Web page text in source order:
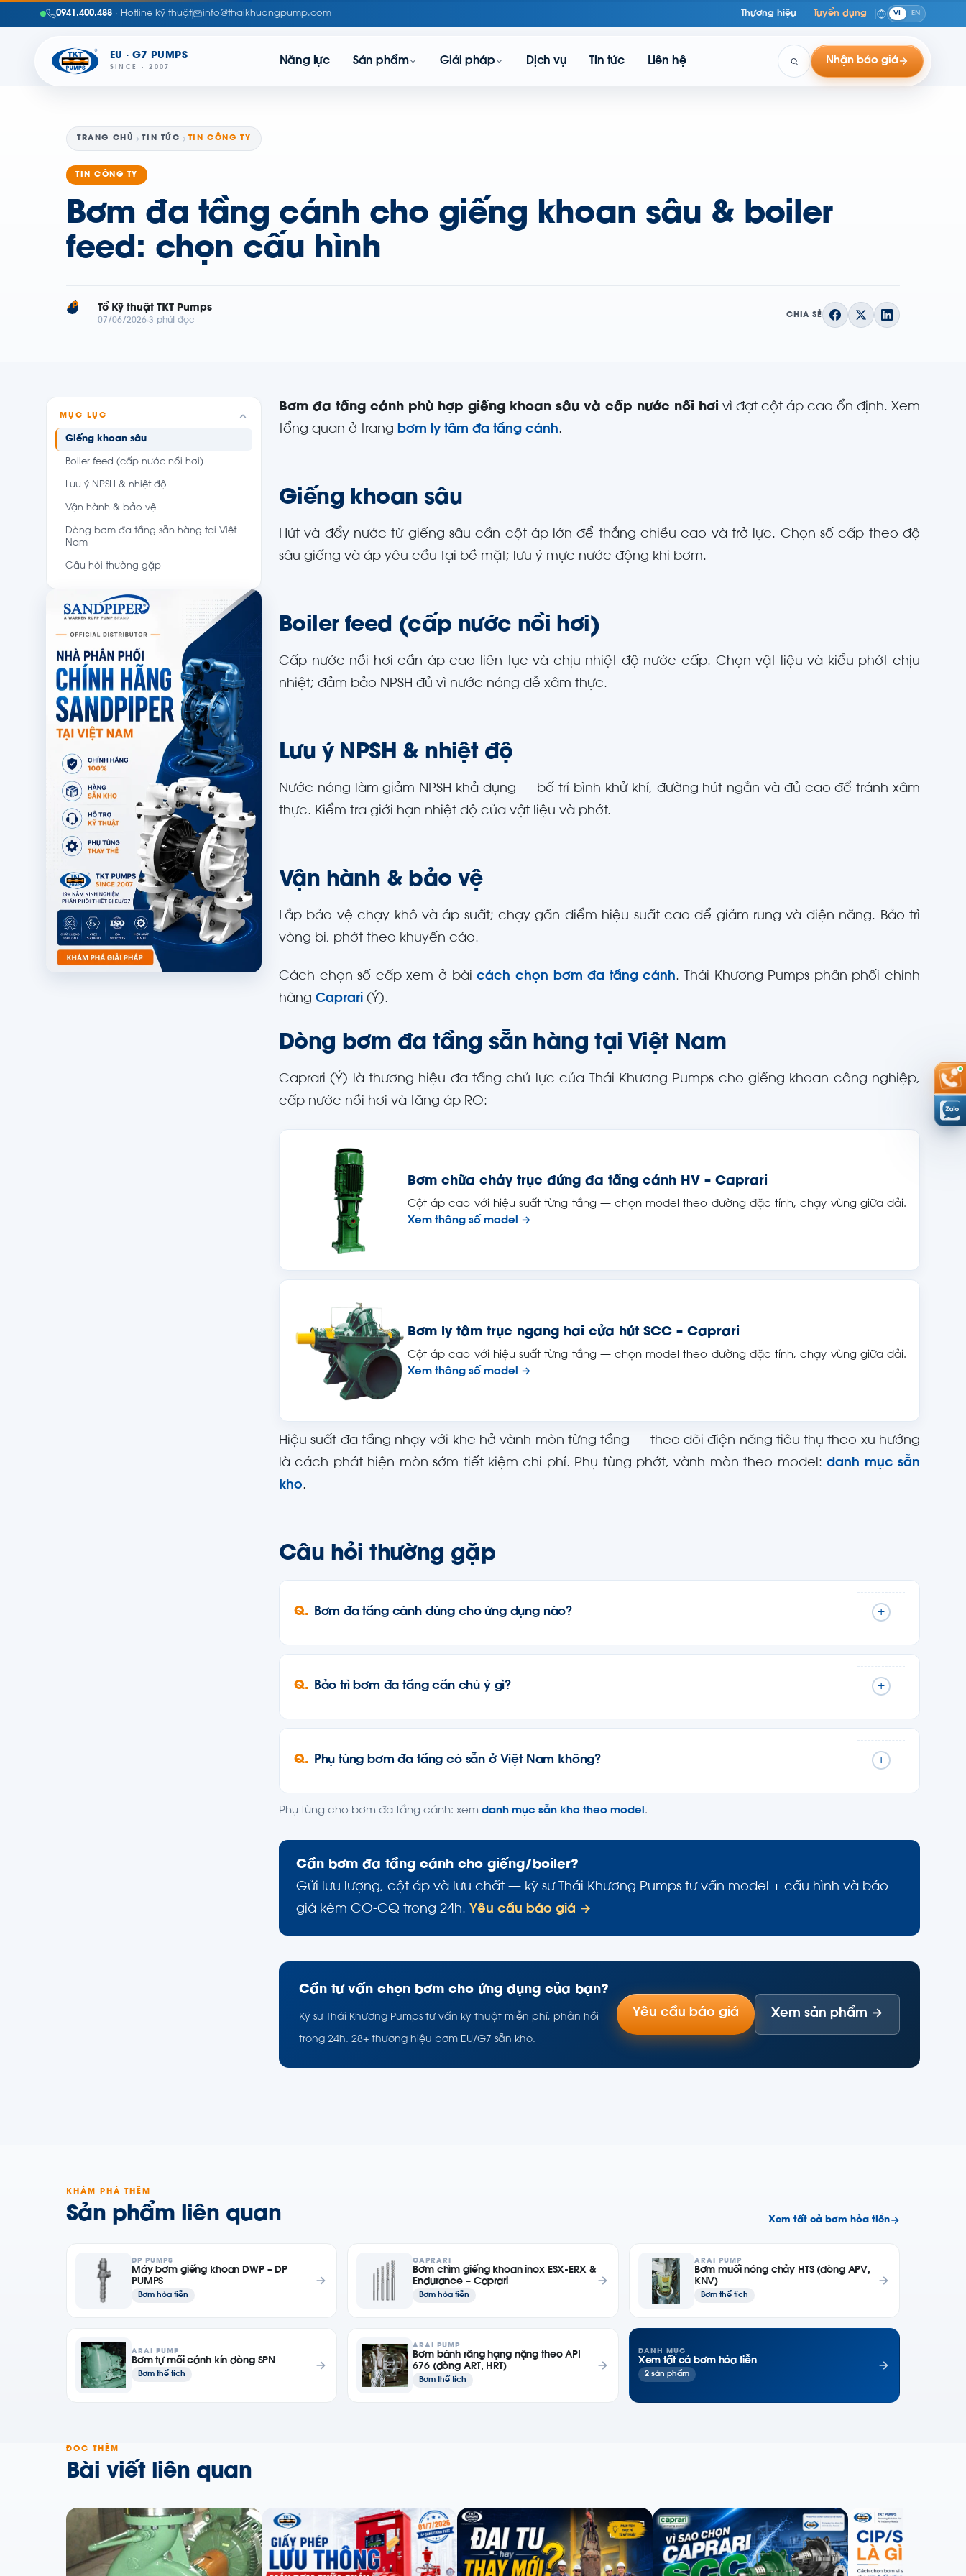
0941.400.488 · Hotline kỹ thuật info@thaikhuongpump.com Thương hiệu Tuyển dụng VI EN
EU · G7 PUMPS
SINCE · 2007
Năng lực Sản phẩm Giải pháp Dịch vụ Tin tức Liên hệ Nhận báo giá
TRANG CHỦ TIN TỨC TIN CÔNG TY
TIN CÔNG TY
Bơm đa tầng cánh cho giếng khoan sâu & boiler
feed: chọn cấu hình
TP Tổ Kỹ thuật TKT Pumps
07/06/2026 3 phút đọc
CHIA SẺ
MỤC LỤC
Giếng khoan sâu
Boiler feed (cấp nước nồi hơi)
Lưu ý NPSH & nhiệt độ
Vận hành & bảo vệ
Dòng bơm đa tầng sẵn hàng tại Việt
Nam
Câu hỏi thường gặp
Bơm đa tầng cánh phù hợp giếng khoan sâu và cấp nước nồi hơi vì đạt cột áp cao ổn định. Xem
tổng quan ở trang bơm ly tâm đa tầng cánh.
Giếng khoan sâu
Hút và đẩy nước từ giếng sâu cần cột áp lớn để thắng chiều cao và trở lực. Chọn số cấp theo độ
sâu giếng và áp yêu cầu tại bề mặt; lưu ý mực nước động khi bơm.
Boiler feed (cấp nước nồi hơi)
Cấp nước nồi hơi cần áp cao liên tục và chịu nhiệt độ nước cấp. Chọn vật liệu và kiểu phớt chịu
nhiệt; đảm bảo NPSH đủ vì nước nóng dễ xâm thực.
Lưu ý NPSH & nhiệt độ
Nước nóng làm giảm NPSH khả dụng — bố trí bình khử khí, đường hút ngắn và đủ cao để tránh xâm
thực. Kiểm tra giới hạn nhiệt độ của vật liệu và phớt.
Vận hành & bảo vệ
Lắp bảo vệ chạy khô và áp suất; chạy gần điểm hiệu suất cao để giảm rung và điện năng. Bảo trì
vòng bi, phớt theo khuyến cáo.
Cách chọn số cấp xem ở bàicách chọn bơm đa tầng cánh. Thái Khương Pumps phân phối chính
hãng Caprari (Ý).
Dòng bơm đa tầng sẵn hàng tại Việt Nam
Caprari (Ý) là thương hiệu đa tầng chủ lực của Thái Khương Pumps cho giếng khoan công nghiệp,
cấp nước nồi hơi và tăng áp RO:
Bơm chữa cháy trục đứng đa tầng cánh HV – Caprari
Cột áp cao với hiệu suất từng tầng — chọn model theo đường đặc tính, chạy vùng giữa dải.
Xem thông số model →
Bơm ly tâm trục ngang hai cửa hút SCC – Caprari
Cột áp cao với hiệu suất từng tầng — chọn model theo đường đặc tính, chạy vùng giữa dải.
Xem thông số model →
Hiệu suất đa tầng nhạy với khe hở vành mòn từng tầng — theo dõi điện năng tiêu thụ theo xu hướng
là cách phát hiện mòn sớm tiết kiệm chi phí. Phụ tùng phớt, vành mòn theo model:danh mục sẵn
kho.
Câu hỏi thường gặp
Bơm đa tầng cánh dùng cho ứng dụng nào? +
Bảo trì bơm đa tầng cần chú ý gì? +
Phụ tùng bơm đa tầng có sẵn ở Việt Nam không? +
Phụ tùng cho bơm đa tầng cánh: xem danh mục sẵn kho theo model .
Cần bơm đa tầng cánh cho giếng/boiler?
Gửi lưu lượng, cột áp và lưu chất — kỹ sư Thái Khương Pumps tư vấn model + cấu hình và báo
giá kèm CO-CQ trong 24h. Yêu cầu báo giá →
Cần tư vấn chọn bơm cho ứng dụng của bạn?
Kỹ sư Thái Khương Pumps tư vấn kỹ thuật miễn phí, phản hồi
trong 24h. 28+ thương hiệu bơm EU/G7 sẵn kho.
Yêu cầu báo giá Xem sản phẩm →
KHÁM PHÁ THÊM
Sản phẩm liên quan Xem tất cả bơm hỏa tiễn
DP PUMPS
Máy bơm giếng khoan DWP – DP
PUMPS
Bơm hỏa tiễn
CAPRARI
Bơm chìm giếng khoan inox ESX-ERX &
Endurance – Caprari
Bơm hỏa tiễn
ARAI PUMP
Bơm muối nóng chảy HTS (dòng APV,
KNV)
Bơm thể tích
ARAI PUMP
Bơm tự mồi cánh kín dòng SPN
Bơm thể tích
ARAI PUMP
Bơm bánh răng hạng nặng theo API
676 (dòng ART, HRT)
Bơm thể tích
DANH MỤC
Xem tất cả bơm hỏa tiễn
2 sản phẩm
ĐỌC THÊM
Bài viết liên quan